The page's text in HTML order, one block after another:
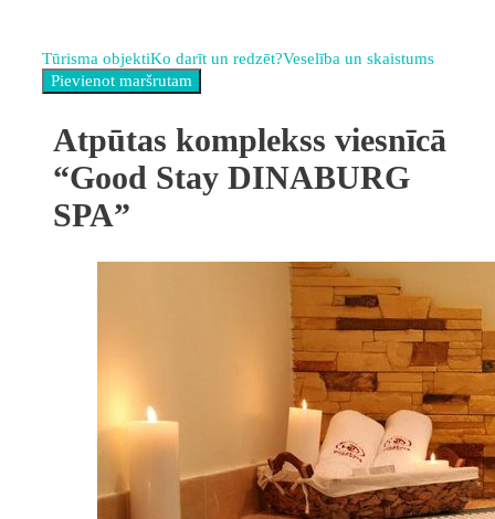
Tūrisma objektiKo darīt un redzēt?Veselība un skaistums
Atpūtas komplekss viesnīcā
“Good Stay DINABURG
SPA”